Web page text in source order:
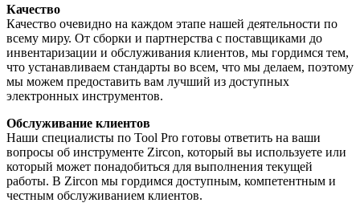
Качество
Качество очевидно на каждом этапе нашей деятельности по
всему миру. От сборки и партнерства с поставщиками до
инвентаризации и обслуживания клиентов, мы гордимся тем,
что устанавливаем стандарты во всем, что мы делаем, поэтому
мы можем предоставить вам лучший из доступных
электронных инструментов.
Обслуживание клиентов
Наши специалисты по Tool Pro готовы ответить на ваши
вопросы об инструменте Zircon, который вы используете или
который может понадобиться для выполнения текущей
работы. В Zircon мы гордимся доступным, компетентным и
честным обслуживанием клиентов.